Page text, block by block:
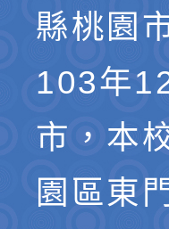
縣桃園
103年
市，本
園區東